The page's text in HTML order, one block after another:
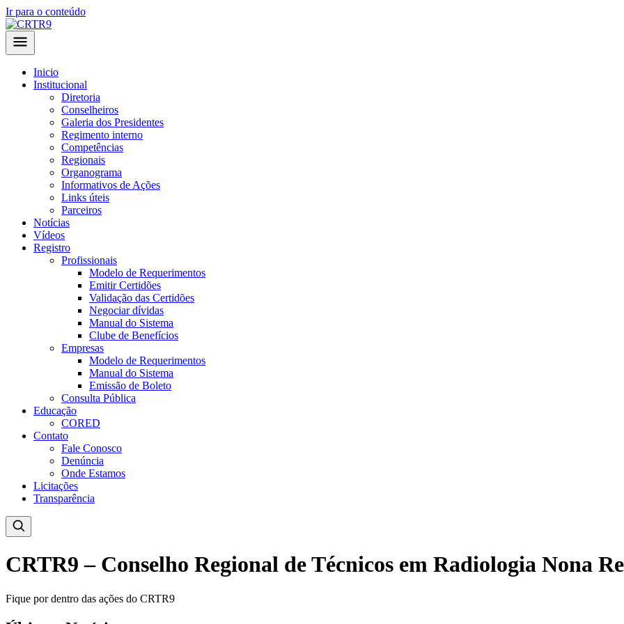
Ir para o conteúdo
Inicio
Institucional
Diretoria
Conselheiros
Galeria dos Presidentes
Regimento interno
Competências
Regionais
Organograma
Informativos de Ações
Links úteis
Parceiros
Notícias
Vídeos
Registro
Profissionais
Modelo de Requerimentos
Emitir Certidões
Validação das Certidões
Negociar dívidas
Manual do Sistema
Clube de Benefícios
Empresas
Modelo de Requerimentos
Manual do Sistema
Emissão de Boleto
Consulta Pública
Educação
CORED
Contato
Fale Conosco
Denúncia
Onde Estamos
Licitações
Transparência
CRTR9 – Conselho Regional de Técnicos em Radiologia Nona
Fique por dentro das ações do CRTR9